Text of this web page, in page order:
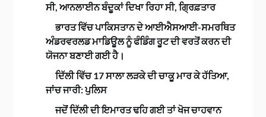
ਸੀ, ਆਨਲਾਈਨ ਬੰਦੂਕਾਂ ਦਿਖਾ ਰਿਹਾ ਸੀ, ਗ੍ਰਿਫ਼ਤਾਰ
ਭਾਰਤ ਵਿੱਚ ਪਾਕਿਸਤਾਨ ਦੇ ਆਈਐਸਆਈ-ਸਮਰਥਿਤ
ਅੰਡਰਵਰਲਡ ਮਾਡਿਊਲ ਨੂੰ ਫੰਡਿੰਗ ਰੂਟ ਦੀ ਵਰਤੋਂ ਕਰਨ ਦੀ
ਯੋਜਨਾ ਬਣਾਈ ਗਈ ਹੈ।
ਦਿੱਲੀ ਵਿੱਚ 17 ਸਾਲਾ ਲੜਕੇ ਦੀ ਚਾਕੂ ਮਾਰ ਕੇ ਹੱਤਿਆ,
ਜਾਂਚ ਜਾਰੀ: ਪੁਲਿਸ
ਜਦੋਂ ਦਿੱਲੀ ਦੀ ਇਮਾਰਤ ਢਹਿ ਗਈ ਤਾਂ ਖੋਜ ਚਾਹਵਾਨ